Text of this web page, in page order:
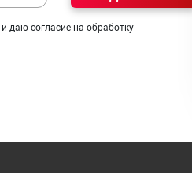
и даю согласие на обработку